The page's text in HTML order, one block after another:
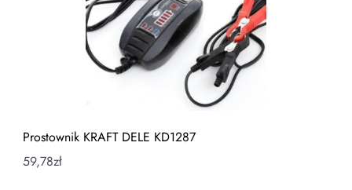
Prostownik KRAFT DELE KD1287
59,78zł